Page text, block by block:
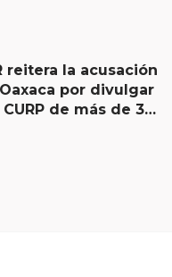
reitera la acusación
por divulgar
de más de 30